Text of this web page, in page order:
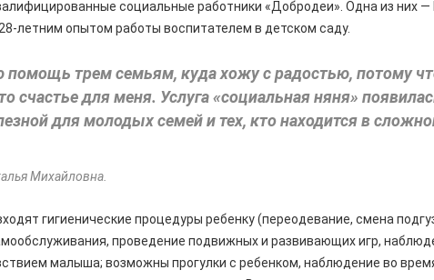
социальные работники «Добродеи». Одна из них —
летним опытом работы воспитателем в детском саду.
трем семьям, куда хожу с радостью, потому
счастье для меня. Услуга «социальная няня»
для молодых семей и тех, кто находится в
Михайловна.
гигиенические процедуры ребенку (переодевание, смена
проведение подвижных и развивающих игр,
малыша; возможны прогулки с ребенком, наблюдение во